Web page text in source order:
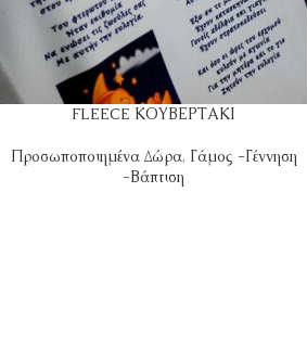
FLEECE ΚΟΥΒΕΡΤΑΚΙ
Προσωποποιημένα Δώρα, Γάμος -Γέννηση
-Βάπτιση